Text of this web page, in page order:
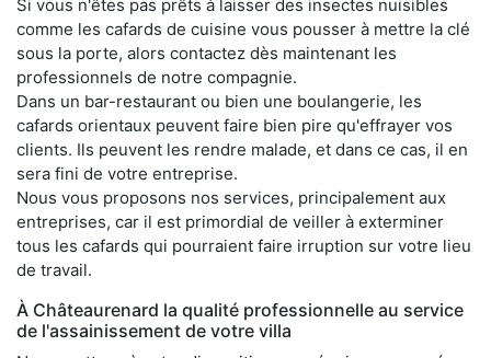
Si vous n'êtes pas prêts à laisser des insectes nuisibles
comme les cafards de cuisine vous pousser à mettre la clé
sous la porte, alors contactez dès maintenant les
professionnels de notre compagnie.
Dans un bar-restaurant ou bien une boulangerie, les
cafards orientaux peuvent faire bien pire qu'effrayer vos
clients. Ils peuvent les rendre malade, et dans ce cas, il en
sera fini de votre entreprise.
Nous vous proposons nos services, principalement aux
entreprises, car il est primordial de veiller à exterminer
tous les cafards qui pourraient faire irruption sur votre lieu
de travail.
À Châteaurenard la qualité professionnelle au service
de l'assainissement de votre villa